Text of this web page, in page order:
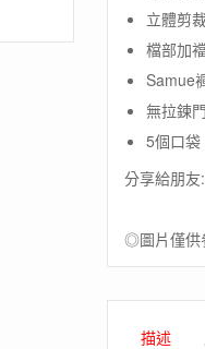
LIGHT
OD
PANTS
CARGO
兒
童
褲
性
防
140CM
立體剪
檔部加
Samue
無拉鍊
5個口袋
分享給朋友:
◎圖片僅供
描述